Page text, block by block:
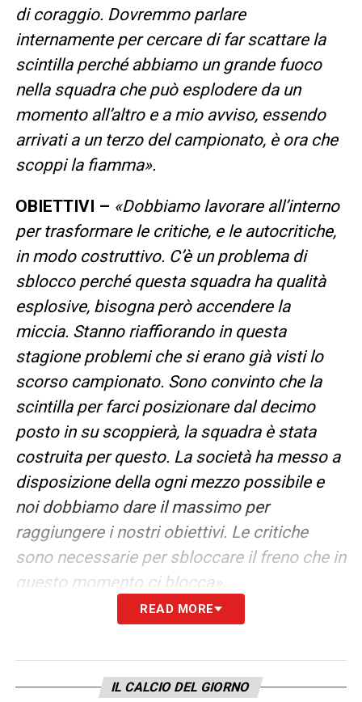
di coraggio. Dovremmo parlare
internamente per cercare di far scattare la
scintilla perché abbiamo un grande fuoco
nella squadra che può esplodere da un
momento all’altro e a mio avviso, essendo
arrivati a un terzo del campionato, è ora che
scoppi la fiamma».
OBIETTIVI – «Dobbiamo lavorare all’interno
per trasformare le critiche, e le autocritiche,
in modo costruttivo. C’è un problema di
sblocco perché questa squadra ha qualità
esplosive, bisogna però accendere la
miccia. Stanno riaffiorando in questa
stagione problemi che si erano già visti lo
scorso campionato. Sono convinto che la
scintilla per farci posizionare dal decimo
posto in su scoppierà, la squadra è stata
costruita per questo. La società ha messo a
disposizione della ogni mezzo possibile e
noi dobbiamo dare il massimo per
raggiungere i nostri obiettivi. Le critiche
sono necessarie per sbloccare il freno che in
questo momento ci blocca».
READ MORE
IL CALCIO DEL GIORNO